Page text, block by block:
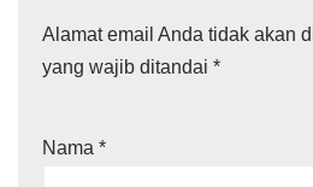
Alamat email Anda tidak akan
yang wajib ditandai *
Nama *